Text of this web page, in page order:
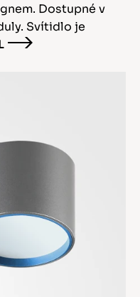
Dostupné v
Svítidlo je